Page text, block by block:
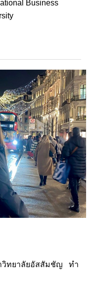
Business
วิทยาลัยอัสสัมชัญ ทำ